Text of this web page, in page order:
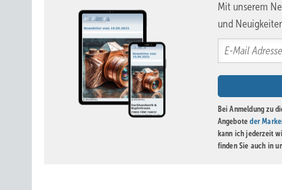
Mit unserem
und
Bei Anmeldung zu
Angeboteder
kann ich jederzeit
finden Sie auch in